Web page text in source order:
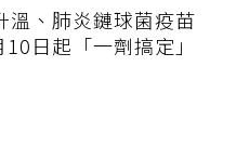
溫、肺炎鏈球菌疫苗
日起「一劑搞定」